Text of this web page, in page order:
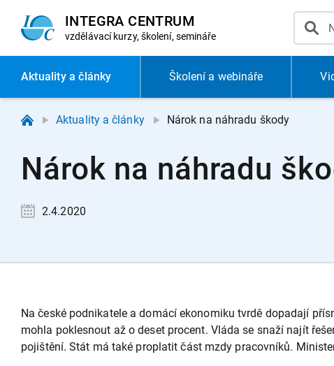
INTEGRA CENTRUM
vzdělávací kurzy, školení, semináře
Aktualitya články Školení a webináře
Aktuality a články Nárok na náhradu škody
Nárok na náhradu
2.4.2020
Na české podnikatele a domácí ekonomiku tvrdě dopadají
mohla poklesnout až o deset procent. Vláda se snaží najít
pojištění. Stát má také proplatit část mzdy pracovníků.